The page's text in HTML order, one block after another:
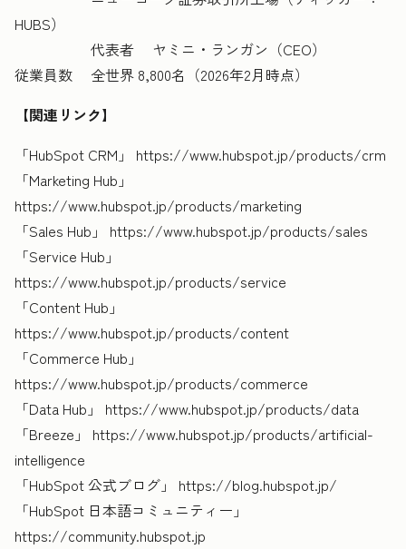
HUBS）
代表者 ヤミニ・ランガン（CEO）
従業員数 全世界 8,800名（2026年2月時点）
【関連リンク】
「HubSpot CRM」 https://www.hubspot.jp/products/crm
「Marketing Hub」
https://www.hubspot.jp/products/marketing
「Sales Hub」 https://www.hubspot.jp/products/sales
「Service Hub」
https://www.hubspot.jp/products/service
「Content Hub」
https://www.hubspot.jp/products/content
「Commerce Hub」
https://www.hubspot.jp/products/commerce
「Data Hub」 https://www.hubspot.jp/products/data
「Breeze」 https://www.hubspot.jp/products/artificial-
intelligence
「HubSpot 公式ブログ」 https://blog.hubspot.jp/
「HubSpot 日本語コミュニティー」
https://community.hubspot.jp